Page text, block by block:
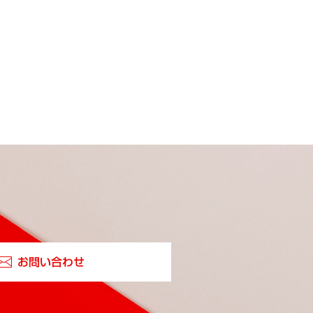
お問い合わせ